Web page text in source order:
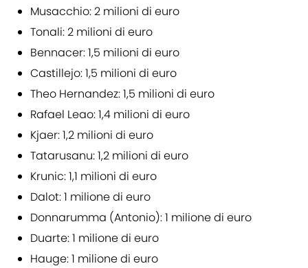
Musacchio: 2 milioni di euro
Tonali: 2 milioni di euro
Bennacer: 1,5 milioni di euro
Castillejo: 1,5 milioni di euro
Theo Hernandez: 1,5 milioni di euro
Rafael Leao: 1,4 milioni di euro
Kjaer: 1,2 milioni di euro
Tatarusanu: 1,2 milioni di euro
Krunic: 1,1 milioni di euro
Dalot: 1 milione di euro
Donnarumma (Antonio): 1 milione di euro
Duarte: 1 milione di euro
Hauge: 1 milione di euro